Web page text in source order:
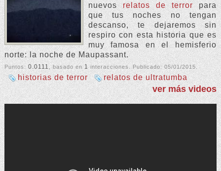
nuevosrelatos de terrorpara
que tus noches no tengan
descanso, te dejaremos sin
respiro con esta historia que es
muy famosa en el hemisferio
norte: la noche de Maupassant.
Puntos:0.0111, basado en 1interacciones. Publicado: 05/01/2015.
historias de terror relatos de ultratumba
ver más videos